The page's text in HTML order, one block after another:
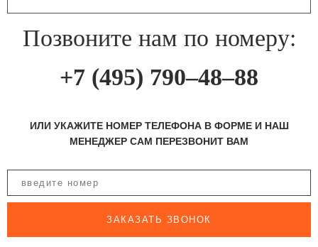
Позвоните нам по номеру:
+7 (495) 790–48–88
ИЛИ УКАЖИТЕ НОМЕР ТЕЛЕФОНА В ФОРМЕ И НАШ
МЕНЕДЖЕР САМ ПЕРЕЗВОНИТ ВАМ
ЗАКАЗАТЬ ЗВОНОК